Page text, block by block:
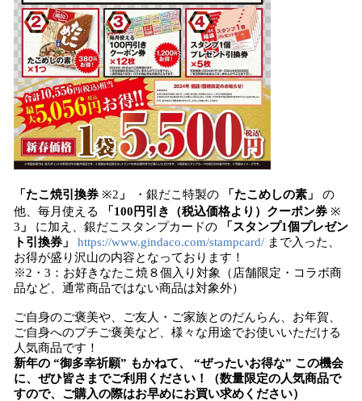
「たこ焼引換券 ※2 」 ・銀だこ特製の 「たこめしの素」
の
他、毎月使える
「100円引き（税込価格より）クーポン券 ※
3 」 に加え、銀だこスタンプカードの
「スタンプ1個プレゼン
ト引換券」
https://www.gindaco.com/stampcard/ まで入った、
お得が盛り沢山の内容となっております！
※2・3：お好きなたこ焼８個入り対象（店舗限定・コラボ商
品など、通常商品ではない商品は対象外）
ご自身のご褒美や、ご友人・ご家族とのだんらん、お年賀、
ご自身へのプチご褒美など、様々な用途でお使いいただける
人気商品です！
新年の “御多幸祈願” もかねて、 “ぜったいお得な” この機会
に、ぜひ皆さまでご利用ください！（数量限定の人気商品で
すので、ご購入の際はお早めにお買い求めください）